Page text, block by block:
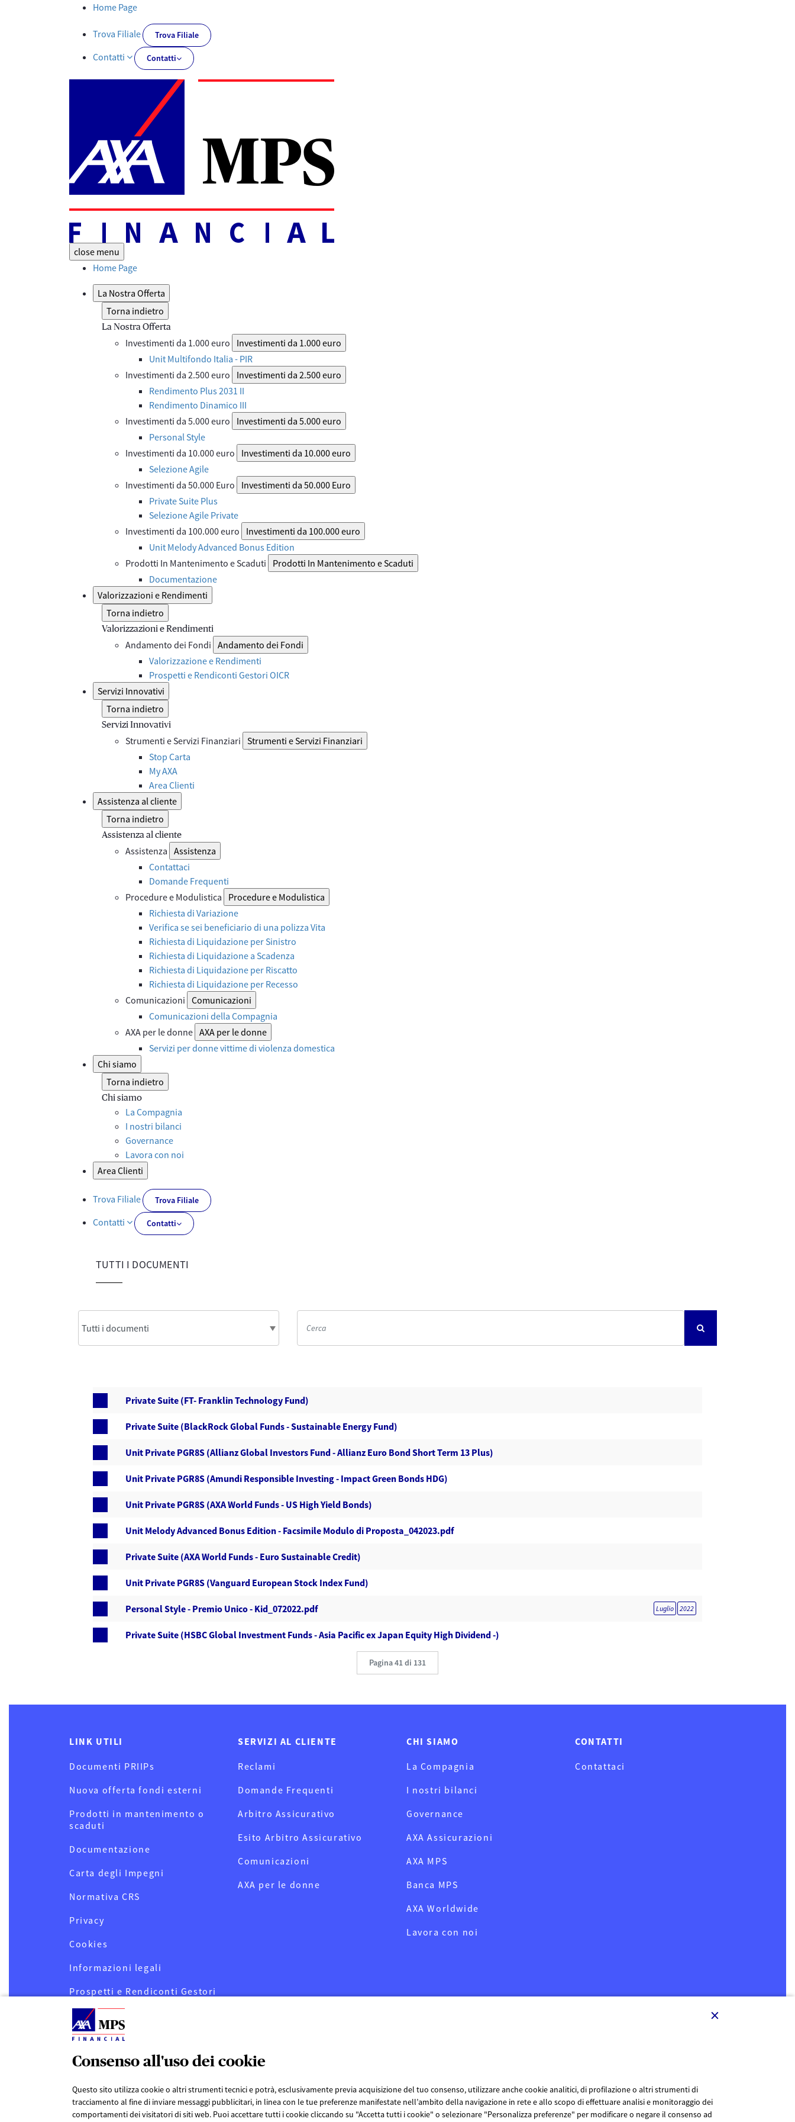
Consenso all'uso dei cookie
Questo sito utilizza cookie o altri strumenti tecnici e potrà, esclusivamente previa acquisizione del tuo consenso, utilizzare anche cookie analitici, di profilazione o altri strumenti di
tracciamento al fine di inviare messaggi pubblicitari, in linea con le tue preferenze manifestate nell’ambito della navigazione in rete e allo scopo di effettuare analisi e monitoraggio dei
comportamenti dei visitatori di siti web. Puoi accettare tutti i cookie cliccando su "Accetta tutti i cookie" o selezionare "Personalizza preferenze" per modificare o negare il consenso ad
×
Tutti i documenti | AXA MPS Financial - AXA-MPSFINANCIAL.IT
Home Page
Trova Filiale Trova Filiale
Contatti Contatti
close menu
Home Page
La Nostra Offerta
Torna indietro
La Nostra Offerta
Investimenti da 1.000 euro
Investimenti da 1.000 euro
Unit Multifondo Italia - PIR
Investimenti da 2.500 euro
Investimenti da 2.500 euro
Rendimento Plus 2031 II
Rendimento Dinamico III
Investimenti da 5.000 euro
Investimenti da 5.000 euro
Personal Style
Investimenti da 10.000 euro
Investimenti da 10.000 euro
Selezione Agile
Investimenti da 50.000 Euro
Investimenti da 50.000 Euro
Private Suite Plus
Selezione Agile Private
Investimenti da 100.000 euro
Investimenti da 100.000 euro
Unit Melody Advanced Bonus Edition
Prodotti In Mantenimento e Scaduti
Prodotti In Mantenimento e Scaduti
Documentazione
Valorizzazioni e Rendimenti
Torna indietro
Valorizzazioni e Rendimenti
Andamento dei Fondi Andamento dei Fondi
Valorizzazione e Rendimenti
Prospetti e Rendiconti Gestori OICR
Servizi Innovativi
Torna indietro
Servizi Innovativi
Strumenti e Servizi Finanziari Strumenti e Servizi Finanziari
Stop Carta
My AXA
Area Clienti
Assistenza al cliente
Torna indietro
Assistenza al cliente
Assistenza Assistenza
Contattaci
Domande Frequenti
Procedure e Modulistica
Procedure e Modulistica
Richiesta di Variazione
Verifica se sei beneficiario di una polizza Vita
Richiesta di Liquidazione per Sinistro
Richiesta di Liquidazione a Scadenza
Richiesta di Liquidazione per Riscatto
Richiesta di Liquidazione per Recesso
Comunicazioni Comunicazioni
Comunicazioni della Compagnia
AXA per le donne AXA per le donne
Servizi per donne vittime di violenza domestica
Chi siamo
Torna indietro
Chi siamo
La Compagnia
I nostri bilanci
Governance
Lavora con noi
Area Clienti
Trova Filiale Trova Filiale
Contatti Contatti
TUTTI I DOCUMENTI
Private Suite (FT- Franklin Technology Fund)
Private Suite (BlackRock Global Funds - Sustainable Energy Fund)
Unit Private PGR8S (Allianz Global Investors Fund - Allianz Euro Bond Short Term 13 Plus)
Unit Private PGR8S (Amundi Responsible Investing - Impact Green Bonds HDG)
Unit Private PGR8S (AXA World Funds - US High Yield Bonds)
Unit Melody Advanced Bonus Edition - Facsimile Modulo di Proposta_042023.pdf
Private Suite (AXA World Funds - Euro Sustainable Credit)
Unit Private PGR8S (Vanguard European Stock Index Fund)
Personal Style - Premio Unico - Kid_072022.pdf Luglio 2022
Private Suite (HSBC Global Investment Funds - Asia Pacific ex Japan Equity High Dividend -)
Pagina 41 di 131
LINK UTILI
Documenti PRIIPs
Nuova offerta fondi esterni
Prodotti in mantenimento o
scaduti
Documentazione
Carta degli Impegni
Normativa CRS
Privacy
Cookies
Informazioni legali
Prospetti e Rendiconti Gestori
Informativa sostenibilità
servizi finanziari AXA MPS
SERVIZI AL CLIENTE
Reclami
Domande Frequenti
Arbitro Assicurativo
Esito Arbitro Assicurativo
Comunicazioni
AXA per le donne
CHI SIAMO
La Compagnia
I nostri bilanci
Governance
AXA Assicurazioni
AXA MPS
Banca MPS
AXA Worldwide
Lavora con noi
CONTATTI
Contattaci